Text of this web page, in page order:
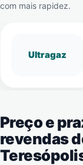
com mais rapidez.
Ultragaz
Preço e
revendas